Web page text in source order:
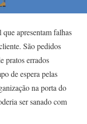
apresentam falhas
São pedidos
pratos errados
de espera pelas
na porta do
ser sanado com